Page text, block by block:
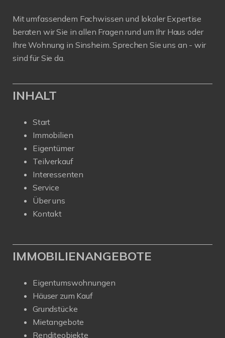
Mit umfassendem Fachwissen und lokaler Expertise
beraten wir Sie in allen Fragen rund um Ihr Haus oder
Ihre Wohnung in Sinsheim. Sprechen Sie uns an - wir
sind für Sie da.
INHALT
Start
Immobilien
Eigentümer
Teilverkauf
Interessenten
Service
Über uns
Kontakt
IMMOBILIENANGEBOTE
Eigentumswohnungen
Häuser zum Kauf
Grundstücke
Mietangebote
Renditeobjekte